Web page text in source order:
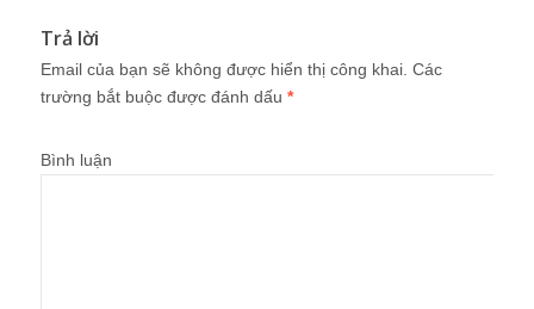
Trả lời
Email của bạn sẽ không được hiển thị công khai. Các
trường bắt buộc được đánh dấu *
Bình luận